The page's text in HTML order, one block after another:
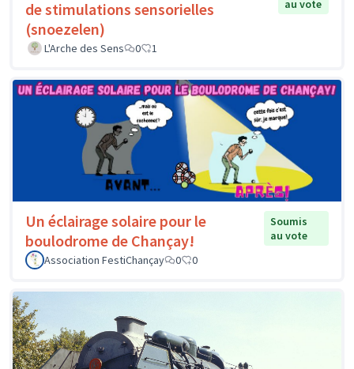
de stimulations sensorielles
(snoezelen)
au vote
L'Arche des Sens 0 1
Un éclairage solaire pour le
boulodrome de Chançay!
Soumis
au vote
Association FestiChançay
0 0